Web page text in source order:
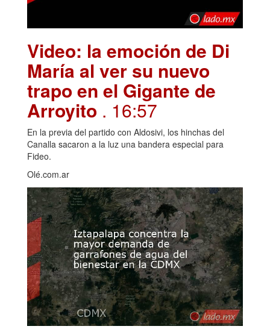
Video: la emoción de Di
María al ver su nuevo
trapo en el Gigante de
Arroyito . 16:57
En la previa del partido con Aldosivi, los hinchas del
Canalla sacaron a la luz una bandera especial para
Fideo.
Olé.com.ar